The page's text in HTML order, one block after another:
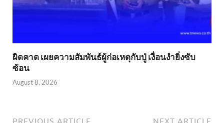
ผิดคาด เผยความสัมพันธ์ผู้ก่อเหตุกับปู่ เงื่อนงำยิ่งซับ
ซ้อน
August 8, 2026
PREVIOUS ARTICLE NEXT ARTICLE